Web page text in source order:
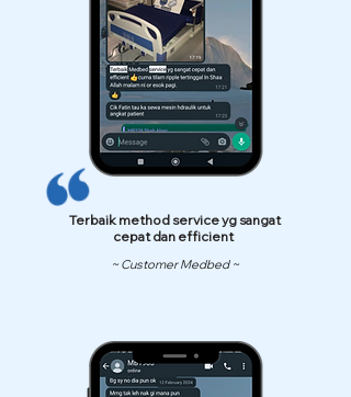
Terbaik method service yg sangat
cepat dan efficient
~ Customer Medbed ~